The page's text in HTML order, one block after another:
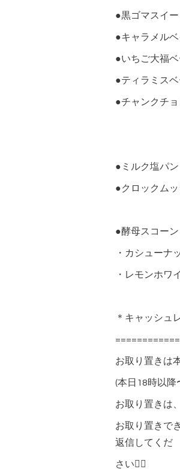
●黒ゴマスイ
●キャラメル
●いちご大福
●ティラミス
●チャンクチ
●ミルク塩パン
●クロックム
●酵母スコーン
・カシューナ
・レモンホワ
＊キャッシュ
お取り置きは
(本日18時以降
お取り置きは
お取り置きで
返信してくだ
さい🙇‍♀️